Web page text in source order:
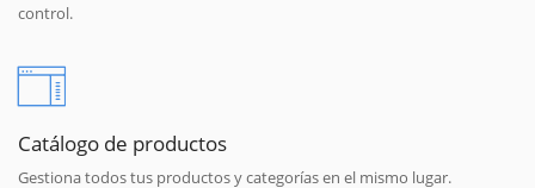
control.
Catálogo de productos
Gestiona todos tus productos y categorías en el mismo lugar.